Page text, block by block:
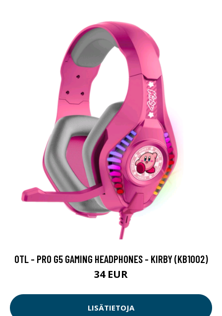
OTL - PRO G5 GAMING HEADPHONES - KIRBY (KB1002)
34 EUR
LISÄTIETOJA